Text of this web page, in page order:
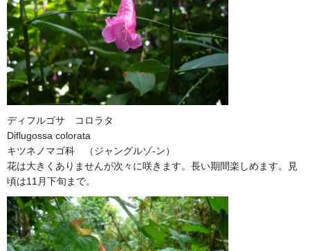
ディフルゴサ コロラタ
Diflugossa colorata
キツネノマゴ科 （ジャングルゾ-ン）
花は大きくありませんが次々に咲きます。長い期間楽しめます。見
頃は11月下旬まで。